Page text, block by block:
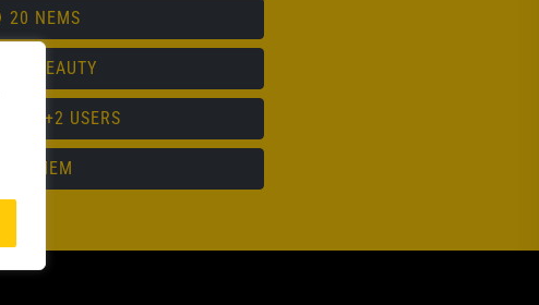
20 NEMS
18 BEAUTY
22 2+2 USERS
12 MEM